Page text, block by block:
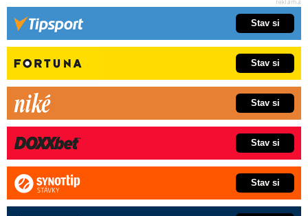
Stav si
Stav si
Stav si
Stav si
Stav si